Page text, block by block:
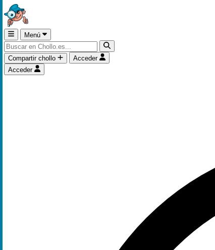
Menú
Compartir chollo
Acceder
Acceder